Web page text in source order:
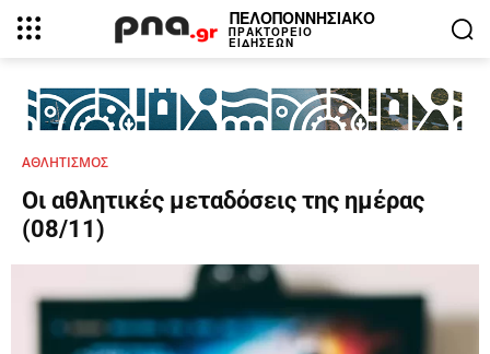
ΠΕΛΟΠΟΝΝΗΣΙΑΚΟ
ΠΡΑΚΤΟΡΕΙΟ
ΕΙΔΗΣΕΩΝ
ΑΘΛΗΤΙΣΜΟΣ
Οι αθλητικές μεταδόσεις της ημέρας
(08/11)